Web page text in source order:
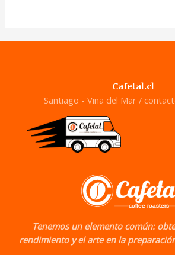
Cafetal.cl
Santiago - Viña del Mar /
Tenemos un elemento común:
rendimiento y el arte en la